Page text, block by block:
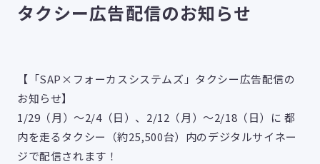
タクシー広告配信のお知らせ
【「SAP×フォーカスシステムズ」タクシー広告配信の
お知らせ】
1/29（月）～2/4（日）、2/12（月）～2/18（日）に 都
内を走るタクシー（約25,500台）内のデジタルサイネー
ジで配信されます！